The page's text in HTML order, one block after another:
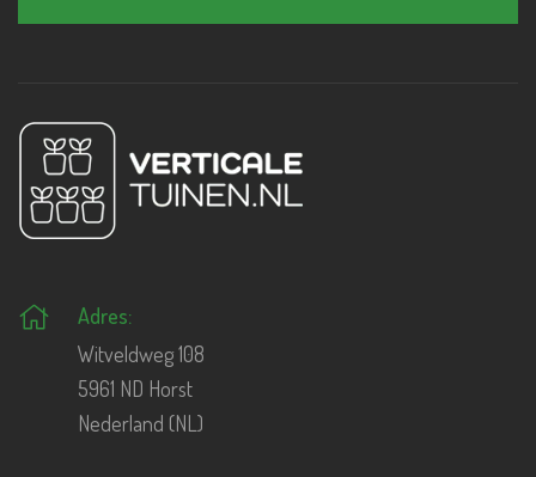
Adres:
Witveldweg 108
5961 ND Horst
Nederland (NL)